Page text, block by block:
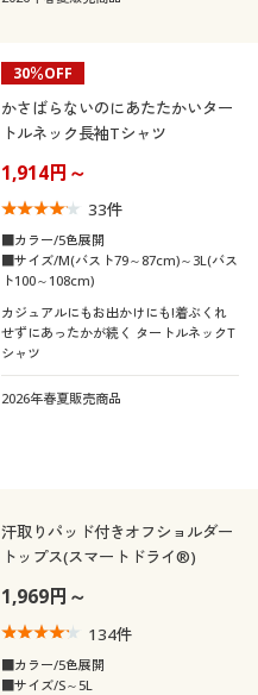
30％OFF
かさばらないのにあたたかいター
トルネック長袖Tシャツ
1,914円～
33件
■カラー/5色展開
■サイズ/M(バスト79～87cm)～3L(バス
ト100～108cm)
カジュアルにもお出かけにも!着ぶくれ
せずにあったかが続く タートルネックT
シャツ
2026年春夏販売商品
汗取りパッド付きオフショルダー
トップス(スマートドライ®)
1,969円～
134件
■カラー/5色展開
■サイズ/S～5L